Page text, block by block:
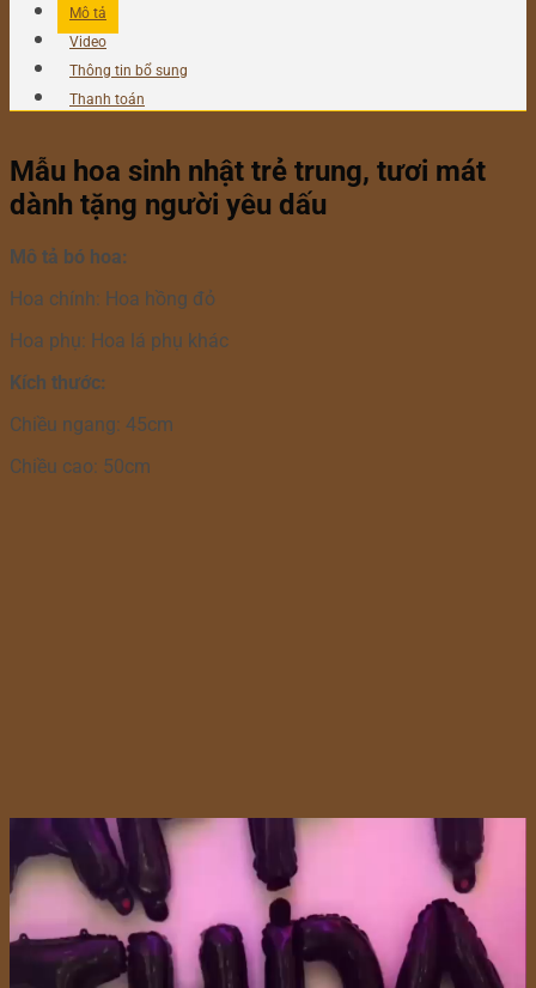
Mô tả
Video
Thông tin bổ sung
Thanh toán
Mẫu hoa sinh nhật trẻ trung, tươi mát
dành tặng người yêu dấu
Mô tả bó hoa:
Hoa chính: Hoa hồng đỏ
Hoa phụ: Hoa lá phụ khác
Kích thước:
Chiều ngang: 45cm
Chiều cao: 50cm
chơi
Video